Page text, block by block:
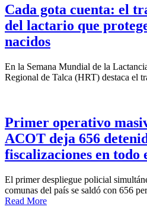
Cada gota cuenta: el
del lactario que
nacidos
En la Semana Mundial de la
Regional de Talca (HRT) destaca el
Primer operativo
ACOT deja 656
fiscalizaciones en todo
El primer despliegue policial
comunas del país se saldó con 656
Read More